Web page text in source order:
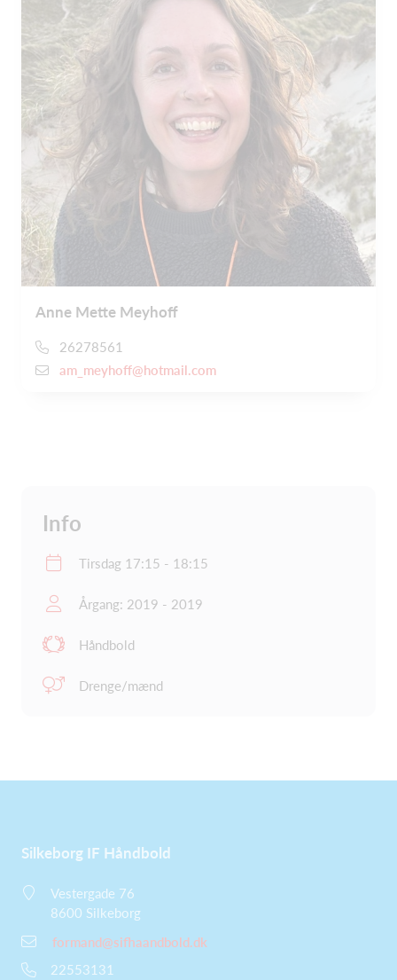
Anne Mette Meyhoff
26278561
am_meyhoff@hotmail.com
Info
Tirsdag 17:15 - 18:15
Årgang: 2019 - 2019
Håndbold
Drenge/mænd
Silkeborg IF Håndbold
Vestergade 76
8600 Silkeborg
formand@sifhaandbold.dk
22553131